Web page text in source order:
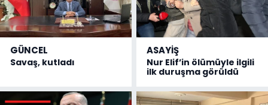
GÜNCEL
Savaş, kutladı
ASAYİŞ
Nur Elif’in ölümüyle ilgili
ilk duruşma görüldü